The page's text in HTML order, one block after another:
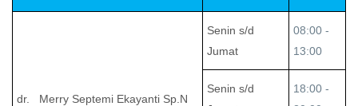
dr. Merry Septemi Ekayanti Sp.N
Senin s/d
Jumat
08:00 -
13:00
Senin s/d
18:00 -